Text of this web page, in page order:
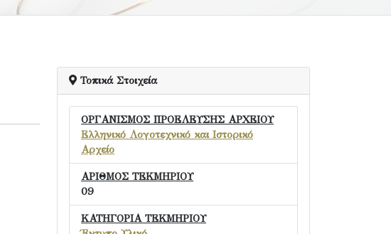
Τοπικά Στοιχεία
ΟΡΓΑΝΙΣΜΟΣ ΠΡΟΕΛΕΥΣΗΣ ΑΡΧΕΙΟΥ
Ελληνικό Λογοτεχνικό και Ιστορικό
Αρχείο
ΑΡΙΘΜΟΣ ΤΕΚΜΗΡΙΟΥ
09
ΚΑΤΗΓΟΡΙΑ ΤΕΚΜΗΡΙΟΥ